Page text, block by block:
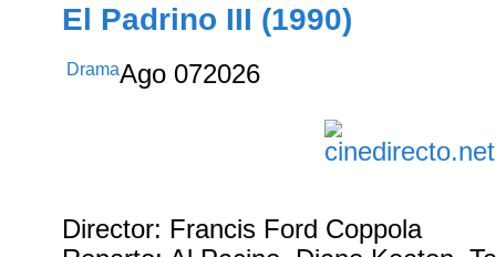
El Padrino III (1990)
DramaAgo 072026
Director: Francis Ford Coppola